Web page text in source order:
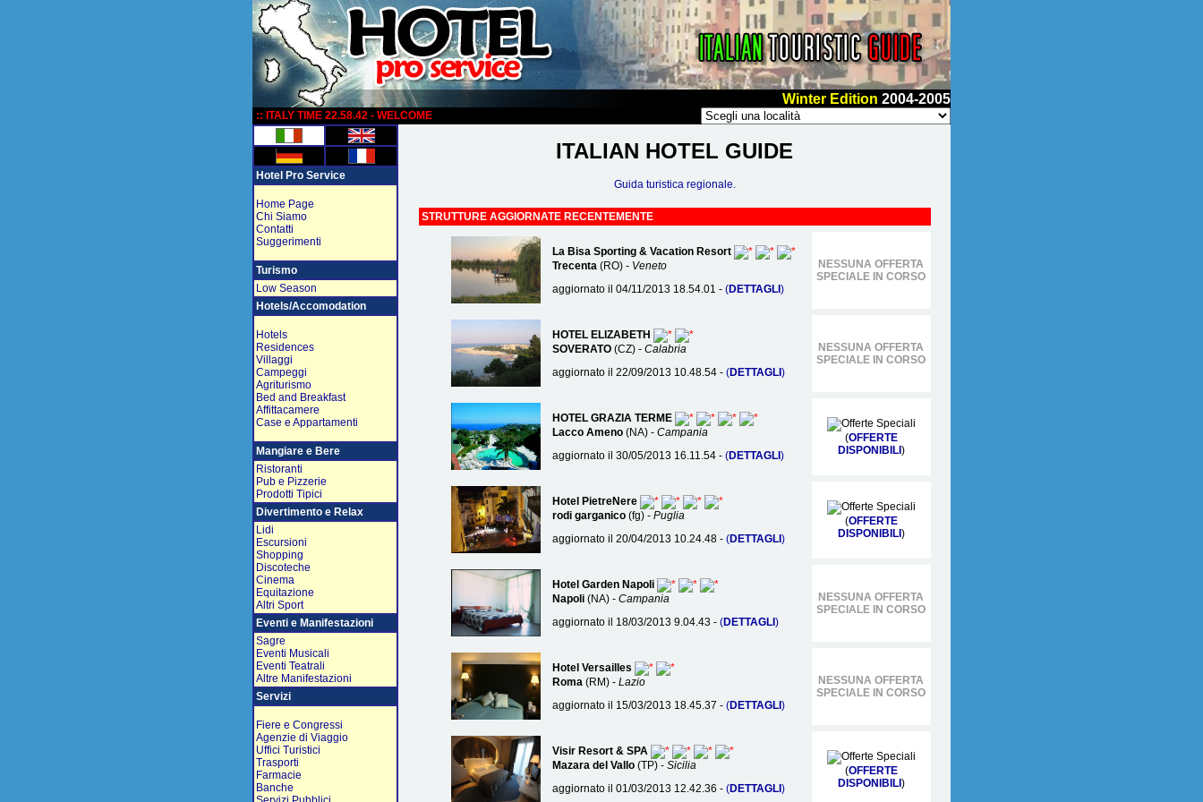
Winter Edition 2004-2005
:: ITALY TIME 22.58.42 - WELCOME
Hotel Pro Service
Home Page
Chi Siamo
Contatti
Suggerimenti
Turismo
Low Season
Hotels/Accomodation
Hotels
Residences
Villaggi
Campeggi
Agriturismo
Bed and Breakfast
Affittacamere
Case e Appartamenti
Mangiare e Bere
Ristoranti
Pub e Pizzerie
Prodotti Tipici
Divertimento e Relax
Lidi
Escursioni
Shopping
Discoteche
Cinema
Equitazione
Altri Sport
Eventi e Manifestazioni
Sagre
Eventi Musicali
Eventi Teatrali
Altre Manifestazioni
Servizi
Fiere e Congressi
Agenzie di Viaggio
Uffici Turistici
Trasporti
Farmacie
Banche
ITALIAN HOTEL GUIDE
Guida turistica regionale.
STRUTTURE AGGIORNATE RECENTEMENTE
La Bisa Sporting & Vacation Resort
Trecenta(RO) - Veneto
aggiornato il 04/11/2013 18.54.01 - (DETTAGLI )
NESSUNA OFFERTA
SPECIALE IN CORSO
HOTEL ELIZABETH
SOVERATO(CZ) - Calabria
aggiornato il 22/09/2013 10.48.54 - (DETTAGLI )
NESSUNA OFFERTA
SPECIALE IN CORSO
HOTEL GRAZIA TERME
Lacco Ameno (NA) - Campania
aggiornato il 30/05/2013 16.11.54 - (DETTAGLI )
(OFFERTE
DISPONIBILI )
Hotel PietreNere
rodi garganico(fg) - Puglia
aggiornato il 20/04/2013 10.24.48 - (DETTAGLI )
(OFFERTE
DISPONIBILI )
Hotel Garden Napoli
Napoli(NA) - Campania
aggiornato il 18/03/2013 9.04.43 - (DETTAGLI )
NESSUNA OFFERTA
SPECIALE IN CORSO
Hotel Versailles
Roma(RM) - Lazio
aggiornato il 15/03/2013 18.45.37 - (DETTAGLI )
NESSUNA OFFERTA
SPECIALE IN CORSO
Visir Resort & SPA
Mazara del Vallo(TP) - Sicilia
aggiornato il 01/03/2013 12.42.36 - (DETTAGLI )
(OFFERTE
DISPONIBILI )